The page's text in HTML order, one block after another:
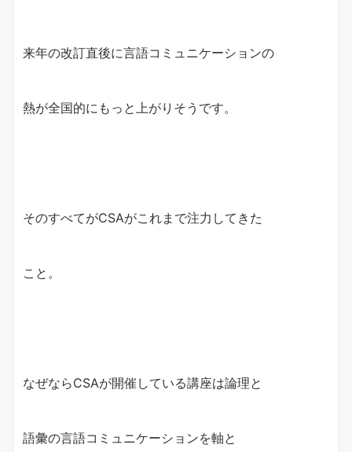
来年の改訂直後に言語コミュニケーションの
熱が全国的にもっと上がりそうです。
そのすべてがCSAがこれまで注力してきた
こと。
なぜならCSAが開催している講座は論理と
語彙の言語コミュニケーションを軸と